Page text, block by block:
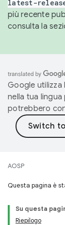
latest-
più recente
consulta la
Google
nella tua
potrebbero
AOSP
Questa pagina è
Su questa
Riepilogo